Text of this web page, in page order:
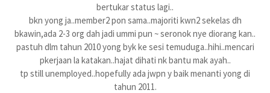
bertukar status lagi..
bkn yong ja..member2 pon sama..majoriti kwn2 sekelas dh
bkawin,ada 2-3 org dah jadi ummi pun ~ seronok nye diorang kan..
pastuh dlm tahun 2010 yong byk ke sesi temuduga..hihi..mencari
pkerjaan la katakan..hajat dihati nk bantu mak ayah..
tp still unemployed..hopefully ada jwpn y baik menanti yong di
tahun 2011.